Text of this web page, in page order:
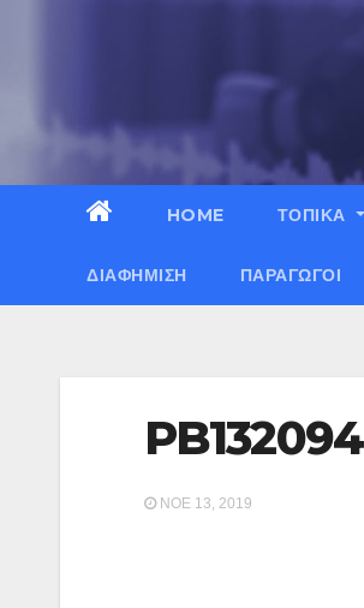
HOME ΤΟΠΙΚΑ
ΔΙΑΦΉΜΙΣΗ ΠΑΡΑΓΩΓΟΊ
PB132094
ΝΟΈ 13, 2019